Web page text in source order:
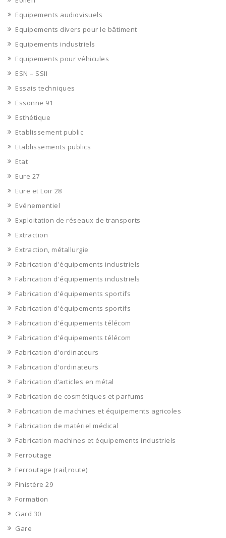
Equipements audiovisuels
Equipements divers pour le bâtiment
Equipements industriels
Equipements pour véhicules
ESN – SSII
Essais techniques
Essonne 91
Esthétique
Etablissement public
Etablissements publics
Etat
Eure 27
Eure et Loir 28
Evénementiel
Exploitation de réseaux de transports
Extraction
Extraction, métallurgie
Fabrication d'équipements industriels
Fabrication d'équipements industriels
Fabrication d'équipements sportifs
Fabrication d'équipements sportifs
Fabrication d'équipements télécom
Fabrication d'équipements télécom
Fabrication d'ordinateurs
Fabrication d'ordinateurs
Fabrication d’articles en métal
Fabrication de cosmétiques et parfums
Fabrication de machines et équipements agricoles
Fabrication de matériel médical
Fabrication machines et équipements industriels
Ferroutage
Ferroutage (rail,route)
Finistère 29
Formation
Gard 30
Gare